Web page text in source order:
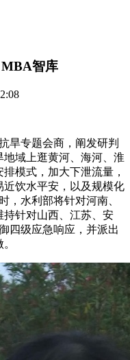
智库
专题会商，阐发研判
域上逛黄河、海河、淮
模式，加大下泄流量，
饮水平安，以及规模化
，水利部将针对河南、
针对山西、江苏、安
四级应急响应，并派出